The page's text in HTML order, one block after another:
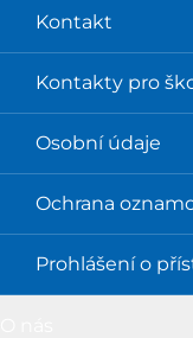
Kontakt
Kontakty pro
Osobní údaje
Ochrana
Prohlášení o